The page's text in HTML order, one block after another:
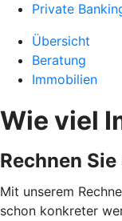
Private
Übersicht
Beratung
Immobilien
Wie viel
Rechnen
Mit unserem
schon konkreter